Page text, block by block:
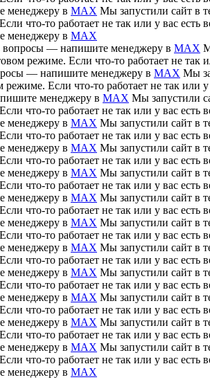
менеджеру в MAX Мы запустили сайт в
что-то работает не так или у вас
менеджеру в MAX
вопросы — напишите менеджеру в MAX
режиме. Если что-то работает не
— напишите менеджеру в MAX Мы
режиме. Если что-то работает не так
менеджеру в MAX Мы запустили
что-то работает не так или у вас
менеджеру в MAX Мы запустили сайт в
что-то работает не так или у вас
менеджеру в MAX Мы запустили сайт в
что-то работает не так или у вас
менеджеру в MAX Мы запустили сайт в
что-то работает не так или у вас
менеджеру в MAX Мы запустили сайт в
что-то работает не так или у вас
менеджеру в MAX Мы запустили сайт в
что-то работает не так или у вас
менеджеру в MAX Мы запустили сайт в
что-то работает не так или у вас
менеджеру в MAX Мы запустили сайт в
что-то работает не так или у вас
менеджеру в MAX Мы запустили сайт в
что-то работает не так или у вас
менеджеру в MAX Мы запустили сайт в
что-то работает не так или у вас
менеджеру в MAX Мы запустили сайт в
что-то работает не так или у вас
менеджеру в MAX